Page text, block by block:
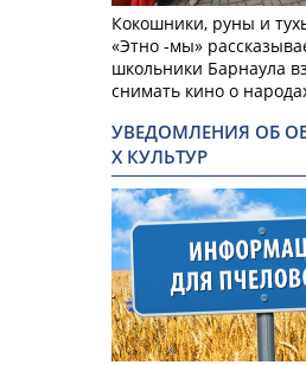
Кокошники, руны и
«Этно -мы»
школьники Барнаула
снимать кино о
УВЕДОМЛЕНИЯ ОБ
Х КУЛЬТУР